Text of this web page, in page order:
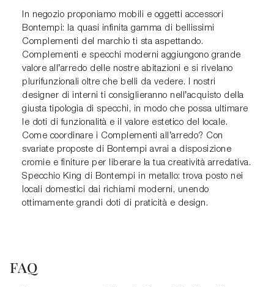
In negozio proponiamo mobili e oggetti accessori
Bontempi: la quasi infinita gamma di bellissimi
Complementi del marchio ti sta aspettando.
Complementi e specchi moderni aggiungono grande
valore all’arredo delle nostre abitazioni e si rivelano
plurifunzionali oltre che belli da vedere. I nostri
designer di interni ti consiglieranno nell’acquisto della
giusta tipologia di specchi, in modo che possa ultimare
le doti di funzionalità e il valore estetico del locale.
Come coordinare i Complementi all’arredo? Con
svariate proposte di Bontempi avrai a disposizione
cromie e finiture per liberare la tua creatività arredativa.
Specchio King di Bontempi in metallo: trova posto nei
locali domestici dai richiami moderni, unendo
ottimamente grandi doti di praticità e design.
FAQ